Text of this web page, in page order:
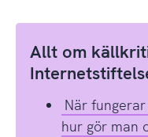
Allt om
När
hur gör man